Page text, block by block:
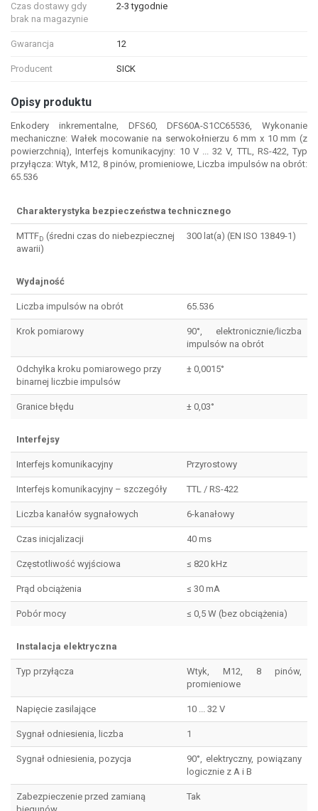
Czas dostawy gdy
brak na magazynie
2-3 tygodnie
Gwarancja 12
Producent SICK
Opisy produktu
Enkodery inkrementalne, DFS60, DFS60A-S1CC65536, Wykonanie
mechaniczne: Wałek mocowanie na serwokołnierzu 6 mm x 10 mm (z
powierzchnią), Interfejs komunikacyjny: 10 V ... 32 V, TTL, RS-422, Typ
przyłącza: Wtyk, M12, 8 pinów, promieniowe, Liczba impulsów na obrót:
65.536
Charakterystyka bezpieczeństwa technicznego
MTTFD (średni czas do niebezpiecznej
awarii)
300 lat(a) (EN ISO 13849-1)
Wydajność
Liczba impulsów na obrót 65.536
Krok pomiarowy
90°, elektronicznie/liczba
impulsów na obrót
Odchyłka kroku pomiarowego przy
binarnej liczbie impulsów
± 0,0015°
Granice błędu ± 0,03°
Interfejsy
Interfejs komunikacyjny Przyrostowy
Interfejs komunikacyjny – szczegóły TTL / RS-422
Liczba kanałów sygnałowych 6-kanałowy
Czas inicjalizacji 40 ms
Częstotliwość wyjściowa ≤ 820 kHz
Prąd obciążenia ≤ 30 mA
Pobór mocy ≤ 0,5 W (bez obciążenia)
Instalacja elektryczna
Typ przyłącza
Wtyk, M12, 8 pinów,
promieniowe
Napięcie zasilające 10 ... 32 V
Sygnał odniesienia, liczba 1
Sygnał odniesienia, pozycja
90°, elektryczny, powiązany
logicznie z A i B
Zabezpieczenie przed zamianą
Tak